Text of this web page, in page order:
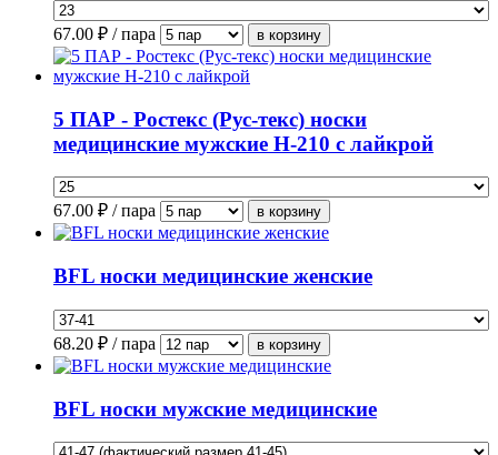
67.00 ₽ / пара
5 ПАР - Ростекс (Рус-текс) носки
медицинские мужские Н-210 с лайкрой
67.00 ₽ / пара
BFL носки медицинские женские
68.20 ₽ / пара
BFL носки мужские медицинские